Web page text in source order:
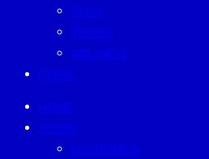
TECH
TRAVEL
WELLNESS
EVENT
HOME
TODAY
ECONOMICS